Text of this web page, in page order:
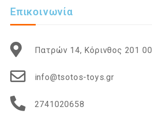
Επικοινωνία
Πατρών 14, Κόρινθος 201 00
info@tsotos-toys.gr
2741020658